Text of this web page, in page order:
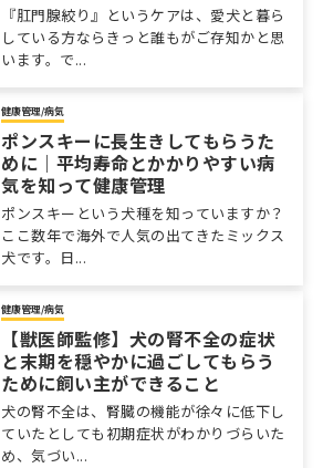
ケアについて
『肛門腺絞り』というケアは、愛犬と暮ら
している方ならきっと誰もがご存知かと思
います。で...
健康管理/病気
ポンスキーに長生きしてもらうた
めに｜平均寿命とかかりやすい病
気を知って健康管理
ポンスキーという犬種を知っていますか？
ここ数年で海外で人気の出てきたミックス
犬です。日...
健康管理/病気
【獣医師監修】犬の腎不全の症状
と末期を穏やかに過ごしてもらう
ために飼い主ができること
犬の腎不全は、腎臓の機能が徐々に低下し
ていたとしても初期症状がわかりづらいた
め、気づい...